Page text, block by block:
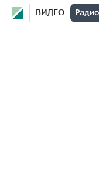
ВИДЕО